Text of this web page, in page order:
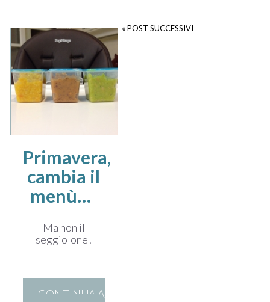
Primavera,
cambia il
menù…
Ma non il
seggiolone!
CONTINUA A
« POST SUCCESSIVI